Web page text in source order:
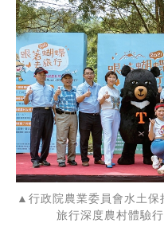
▲行政院農業委員會水土保
旅行深度農村體驗